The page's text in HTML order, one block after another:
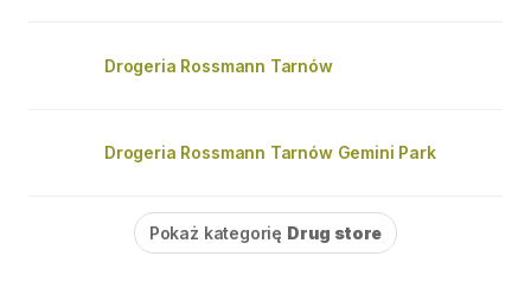
Drogeria Rossmann Tarnów
Drogeria Rossmann Tarnów Gemini Park
Pokaż kategorię Drug store